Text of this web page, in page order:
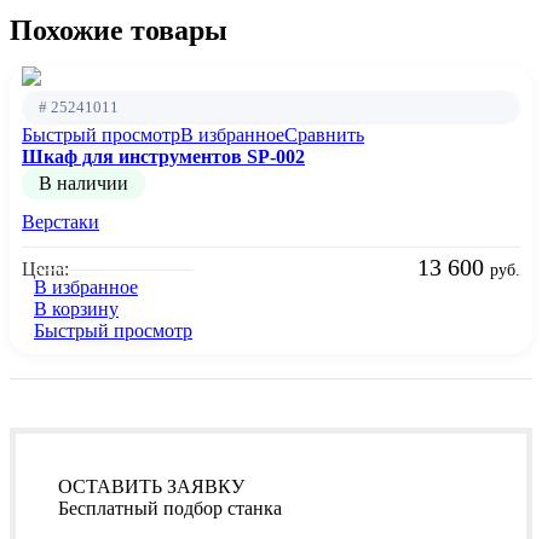
Похожие товары
# 25241011
Быстрый просмотрВ избранноеСравнить
Шкаф для инструментов SP-002
В наличии
Верстаки
Цена: 13 600 руб.
В избранное
В корзину
Быстрый просмотр
ОСТАВИТЬ ЗАЯВКУ
Бесплатный подбор станка